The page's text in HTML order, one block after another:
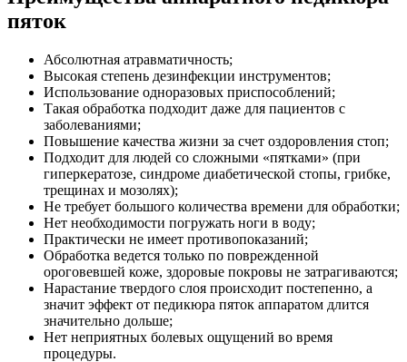
пяток
Абсолютная атравматичность;
Высокая степень дезинфекции инструментов;
Использование одноразовых приспособлений;
Такая обработка подходит даже для пациентов с
заболеваниями;
Повышение качества жизни за счет оздоровления стоп;
Подходит для людей со сложными «пятками» (при
гиперкератозе, синдроме диабетической стопы, грибке,
трещинах и мозолях);
Не требует большого количества времени для обработки;
Нет необходимости погружать ноги в воду;
Практически не имеет противопоказаний;
Обработка ведется только по поврежденной
ороговевшей коже, здоровые покровы не затрагиваются;
Нарастание твердого слоя происходит постепенно, а
значит эффект от педикюра пяток аппаратом длится
значительно дольше;
Нет неприятных болевых ощущений во время
процедуры.